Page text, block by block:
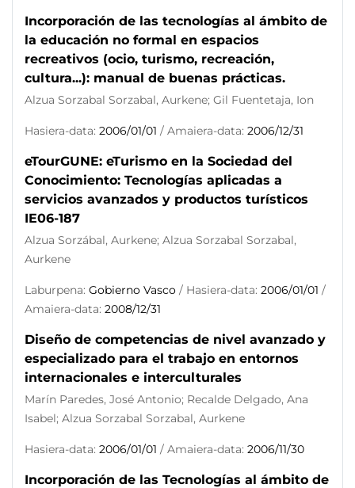
Incorporación de las tecnologías al ámbito de
la educación no formal en espacios
recreativos (ocio, turismo, recreación,
cultura...): manual de buenas prácticas.
Alzua Sorzabal Sorzabal, Aurkene; Gil Fuentetaja, Ion
Hasiera-data: 2006/01/01 / Amaiera-data: 2006/12/31
eTourGUNE: eTurismo en la Sociedad del
Conocimiento: Tecnologías aplicadas a
servicios avanzados y productos turísticos
IE06-187
Alzua Sorzábal, Aurkene; Alzua Sorzabal Sorzabal,
Aurkene
Laburpena: Gobierno Vasco / Hasiera-data: 2006/01/01 /
Amaiera-data: 2008/12/31
Diseño de competencias de nivel avanzado y
especializado para el trabajo en entornos
internacionales e interculturales
Marín Paredes, José Antonio; Recalde Delgado, Ana
Isabel; Alzua Sorzabal Sorzabal, Aurkene
Hasiera-data: 2006/01/01 / Amaiera-data: 2006/11/30
Incorporación de las Tecnologías al ámbito de